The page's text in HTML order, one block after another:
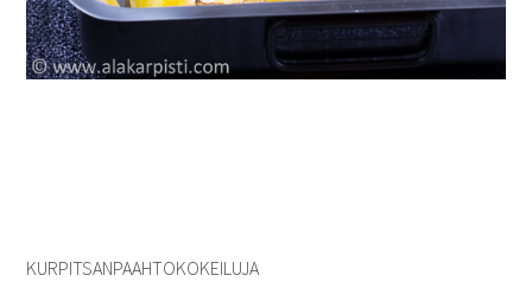
KURPITSANPAAHTOKOKEILUJA